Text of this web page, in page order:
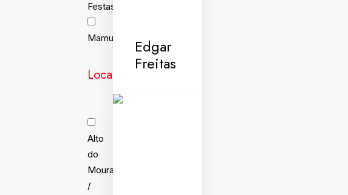
Festas
Mamulengo
Localidades
Alto
do
Moura
/
Edgar
Freitas